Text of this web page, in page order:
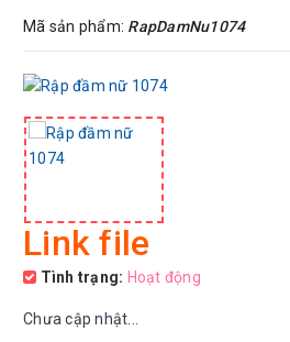
Mã sản phẩm: RapDamNu1074
Link file
Tình trạng: Hoạt động
Chưa cập nhật...